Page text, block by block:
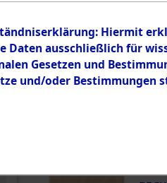
DOKUMENTE
Hiermit
Daten ausschließlich für
Gesetzen und
und/oder Bestimmungen